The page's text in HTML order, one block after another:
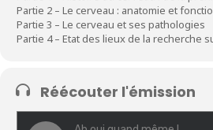
Partie 2 – Le cerveau : anatomie et
Partie 3 – Le cerveau et ses pathologies
Partie 4 – Etat des lieux de la recherche
Réécouter l'émission